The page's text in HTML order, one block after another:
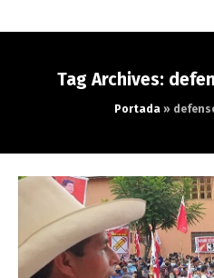
Tag Archives:
Portada»